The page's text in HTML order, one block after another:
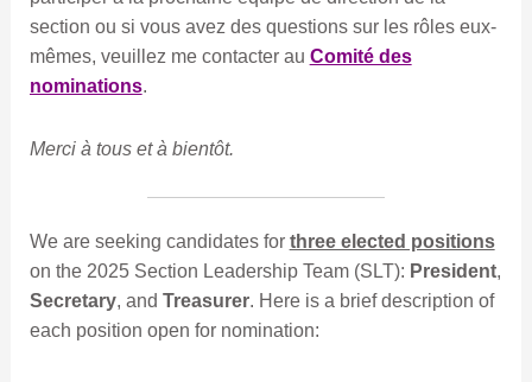
section ou si vous avez des questions sur les rôles eux-
mêmes, veuillez me contacter au Comité des
nominations.
Merci à tous et à bientôt.
We are seeking candidates for three elected positions
on the 2025 Section Leadership Team (SLT): President,
Secretary, and Treasurer. Here is a brief description of
each position open for nomination: